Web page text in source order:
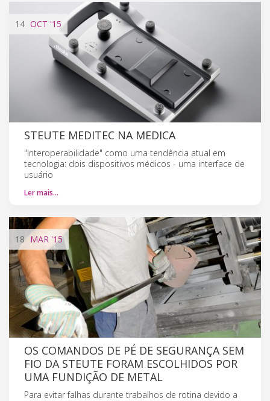
14 OCT '15
STEUTE MEDITEC NA MEDICA
"Interoperabilidade" como uma tendência atual em
tecnologia: dois dispositivos médicos - uma interface de
usuário
Ler mais…
18 MAR '15
OS COMANDOS DE PÉ DE SEGURANÇA SEM
FIO DA STEUTE FORAM ESCOLHIDOS POR
UMA FUNDIÇÃO DE METAL
Para evitar falhas durante trabalhos de rotina devido a